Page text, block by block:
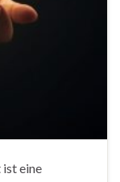
eine